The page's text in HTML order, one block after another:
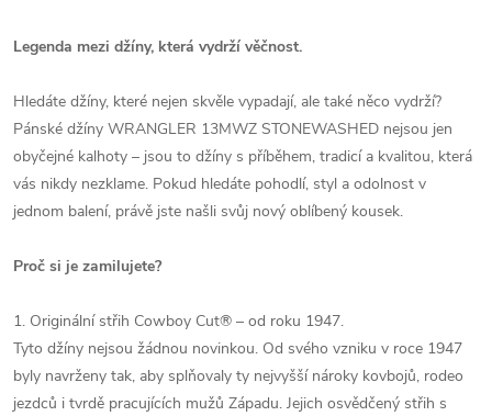
Legenda mezi džíny, která vydrží věčnost.
Hledáte džíny, které nejen skvěle vypadají, ale také něco vydrží?
Pánské džíny WRANGLER 13MWZ STONEWASHED nejsou jen
obyčejné kalhoty – jsou to džíny s příběhem, tradicí a kvalitou, která
vás nikdy nezklame. Pokud hledáte pohodlí, styl a odolnost v
jednom balení, právě jste našli svůj nový oblíbený kousek.
Proč si je zamilujete?
1. Originální střih Cowboy Cut® – od roku 1947.
Tyto džíny nejsou žádnou novinkou. Od svého vzniku v roce 1947
byly navrženy tak, aby splňovaly ty nejvyšší nároky kovbojů, rodeo
jezdců i tvrdě pracujících mužů Západu. Jejich osvědčený střih s